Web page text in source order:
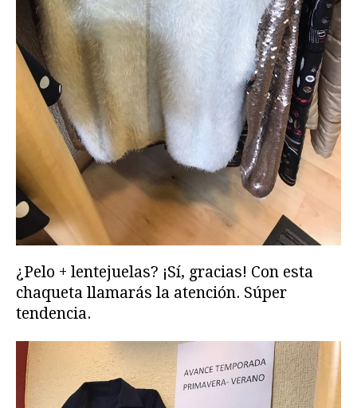
¿Pelo + lentejuelas? ¡Sí, gracias! Con esta
chaqueta llamarás la atención. Súper
tendencia.